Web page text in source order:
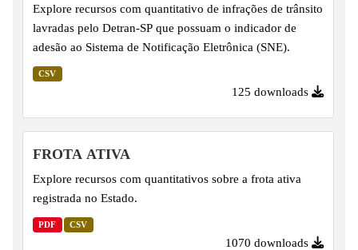
Explore recursos com quantitativo de infrações de trânsito
lavradas pelo Detran-SP que possuam o indicador de
adesão ao Sistema de Notificação Eletrônica (SNE).
CSV
125 downloads
FROTA ATIVA
Explore recursos com quantitativos sobre a frota ativa
registrada no Estado.
PDF CSV
1070 downloads